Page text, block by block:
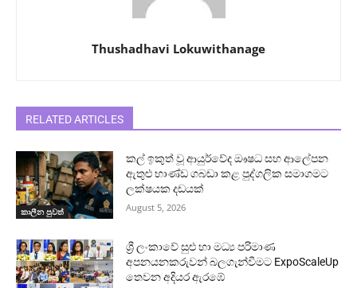
Thushadhavi Lokuwithanage
RELATED ARTICLES
කාලීන පුවත්
කල් ඉකුත් වූ ආයුර්වේද ඖෂධ සහ ආලේපන
ඇතුළු භාණ්ඩ ගබඩා කළ පුද්ගලික සමාගමට
ලක්ෂයක දඩයක්
August 5, 2026
ශ්‍රී ලංකාවේ සුළු හා මධ්‍ය පරිමාණ
අපනයනකරුවන් බලගැන්වීමට ExpoScaleUp
තෙවන අදියර ඇරඹේ